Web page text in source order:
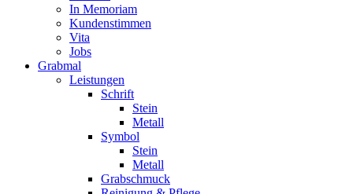
In Memoriam
Kundenstimmen
Vita
Jobs
Grabmal
Leistungen
Schrift
Stein
Metall
Symbol
Stein
Metall
Grabschmuck